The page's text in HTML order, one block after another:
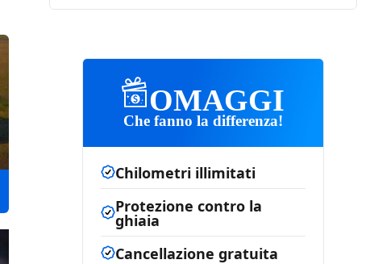
OMAGGI
Che fanno la differenza!
Chilometri illimitati
Protezione contro la
ghiaia
Cancellazione gratuita